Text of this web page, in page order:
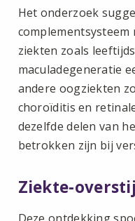
Het onderzoek
ziekten zoals
maculadegeneratie
andere oogziekten
choroïditis en
dezelfde delen van
betrokken zijn bij
Ziekte-
Deze ontdekking